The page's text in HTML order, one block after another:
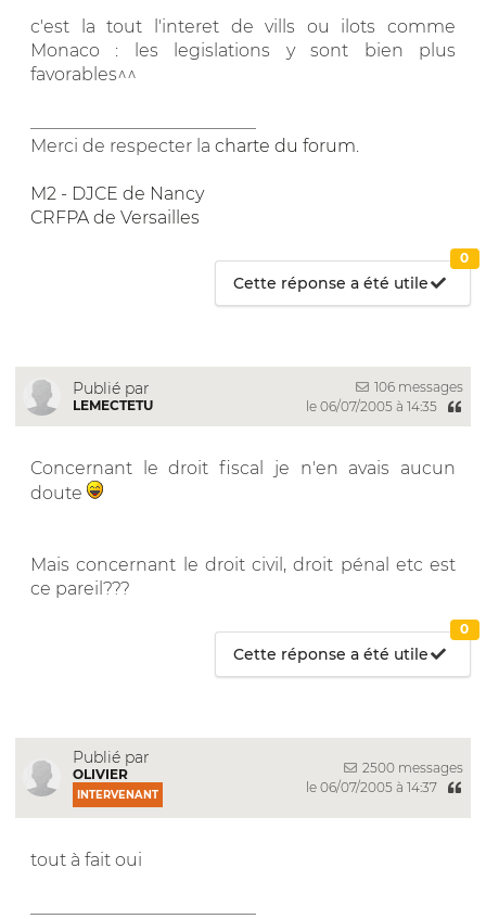
c'est la tout l'interet de vills ou ilots comme
Monaco : les legislations y sont bien plus
favorables^^
Merci de respecter la charte du forum
M2 - DJCE de Nancy
CRFPA de Versailles
Cette réponse a été utile
0
Publié par
LEMECTETU
106 messages
le 06/07/2005 à 14:35
Concernant le droit fiscal je n'en avais aucun
doute
Mais concernant le droit civil, droit pénal etc est
ce pareil???
Cette réponse a été utile
0
Publié par
OLIVIER
INTERVENANT
2500 messages
le 06/07/2005 à 14:37
tout à fait oui